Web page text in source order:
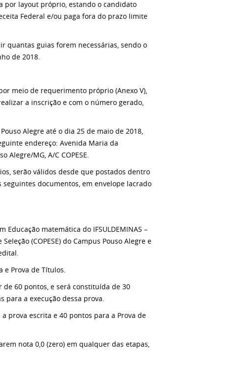
por layout próprio, estando o candidato
Federal e/ou paga fora do prazo limite
quantas guias forem necessárias, sendo o
de 2018.
meio de requerimento próprio (Anexo V),
a inscrição e com o número gerado,
Alegre até o dia 25 de maio de 2018,
endereço: Avenida Maria da
Alegre/MG, A/C COPESE.
serão válidos desde que postados dentro
documentos, em envelope lacrado
Educação matemática do IFSULDEMINAS –
(COPESE) do Campus Pouso Alegre e
e Prova de Títulos.
60 pontos, e será constituída de 30
para a execução dessa prova.
prova escrita e 40 pontos para a Prova de
nota 0,0 (zero) em qualquer das etapas,